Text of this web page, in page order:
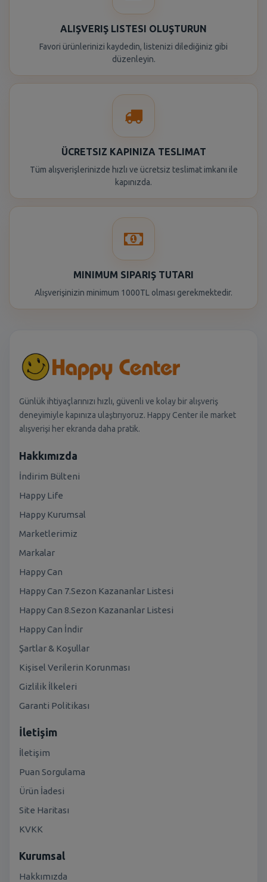
ALIŞVERIŞ LISTESI OLUŞTURUN
Favori ürünlerinizi kaydedin, listenizi dilediğiniz gibi
düzenleyin.
ÜCRETSIZ KAPINIZA TESLIMAT
Tüm alışverişlerinizde hızlı ve ücretsiz teslimat imkanı ile
kapınızda.
MINIMUM SIPARIŞ TUTARI
Alışverişinizin minimum 1000TL olması gerekmektedir.
Günlük ihtiyaçlarınızı hızlı, güvenli ve kolay bir alışveriş
deneyimiyle kapınıza ulaştırıyoruz. Happy Center ile market
alışverişi her ekranda daha pratik.
Hakkımızda
İndirim Bülteni
Happy Life
Happy Kurumsal
Marketlerimiz
Markalar
Happy Can
Happy Can 7.Sezon Kazananlar Listesi
Happy Can 8.Sezon Kazananlar Listesi
Happy Can İndir
Şartlar & Koşullar
Kişisel Verilerin Korunması
Gizlilik İlkeleri
Garanti Politikası
İletişim
İletişim
Puan Sorgulama
Ürün İadesi
Site Haritası
KVKK
Kurumsal
Hakkımızda